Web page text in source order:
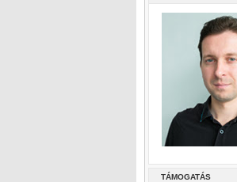
TÁMOGATÁS